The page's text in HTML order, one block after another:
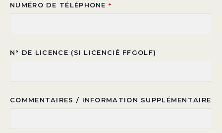
NUMÉRO DE TÉLÉPHONE *
N° DE LICENCE (SI LICENCIÉ FFGOLF)
COMMENTAIRES / INFORMATION SUPPLÉMENTAIRE